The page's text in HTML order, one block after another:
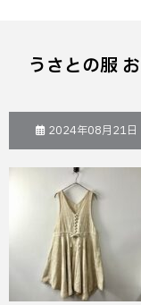
うさとの服
2024年08月21日